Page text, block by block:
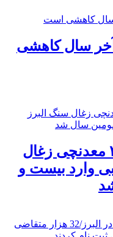
آخر سال کاهشی
کشته شدن ۲۰ معدنچی زغال
وارد بیست و